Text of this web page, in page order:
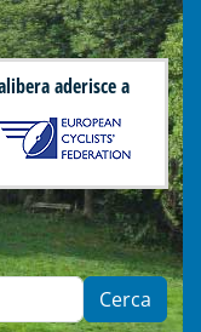
aderisce a